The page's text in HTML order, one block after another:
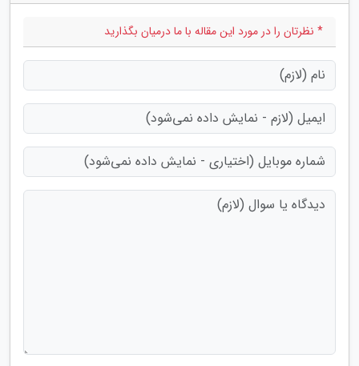
* نظرتان را در مورد این مقاله با ما درمیان بگذارید